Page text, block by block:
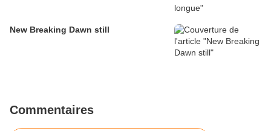
New Breaking Dawn still
Commentaires